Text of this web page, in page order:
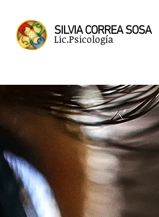
SILVIA CORREA SOSA
Lic.Psicología